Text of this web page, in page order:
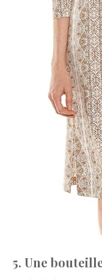
5. Une